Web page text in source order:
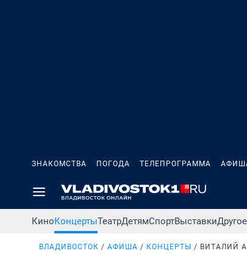
ЗНАКОМСТВА ПОГОДА ТЕЛЕПРОГРАММА
КиноКонцертыТеатрДетямСпортВыставкиДругое
ВЛАДИВОСТОК АФИША КОНЦЕРТЫ ВИТАЛИЙ